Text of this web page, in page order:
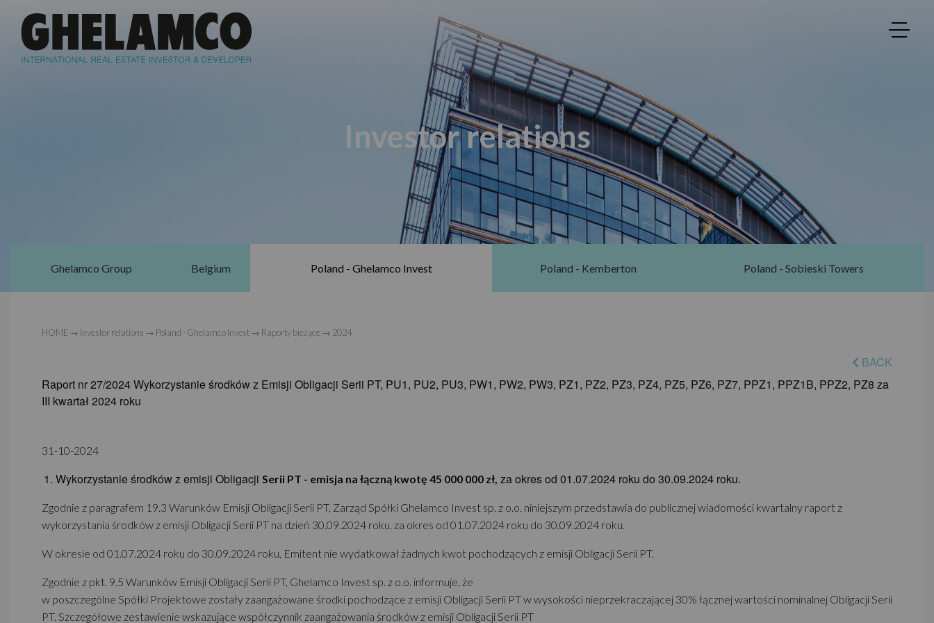
Investor relations
Ghelamco Group Belgium Poland - Ghelamco Invest Poland - Kemberton Poland - Sobieski Towers
HOME → Investor relations → Poland - Ghelamco Invest → Raporty bieżące → 2024
BACK
Raport nr 27/2024 Wykorzystanie środków z Emisji Obligacji Serii PT, PU1, PU2, PU3, PW1, PW2, PW3, PZ1, PZ2, PZ3, PZ4, PZ5, PZ6, PZ7, PPZ1, PPZ1B, PPZ2, PZ8 za
III kwartał 2024 roku
31-10-2024
Wykorzystanie środków z emisji Obligacji Serii PT - emisja na łączną kwotę 45 000 000 zł, za okres od 01.07.2024 roku do 30.09.2024 roku.
Zgodnie z paragrafem 19.3 Warunków Emisji Obligacji Serii PT, Zarząd Spółki Ghelamco Invest sp. z o.o. niniejszym przedstawia do publicznej wiadomości kwartalny raport z
wykorzystania środków z emisji Obligacji Serii PT na dzień 30.09.2024 roku, za okres od 01.07.2024 roku do 30.09.2024 roku.
W okresie od 01.07.2024 roku do 30.09.2024 roku, Emitent nie wydatkował żadnych kwot pochodzących z emisji Obligacji Serii PT.
Zgodnie z pkt. 9.5 Warunków Emisji Obligacji Serii PT, Ghelamco Invest sp. z o.o. informuje, że
w poszczególne Spółki Projektowe zostały zaangażowane środki pochodzące z emisji Obligacji Serii PT w wysokości nieprzekraczającej 30% łącznej wartości nominalnej Obligacji Serii
PT. Szczegółowe zestawienie wskazujące współczynnik zaangażowania środków z emisji Obligacji Serii PT